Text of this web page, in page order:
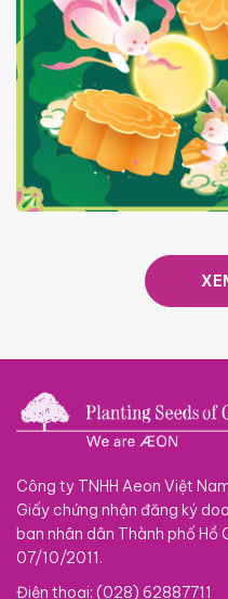
TRAO TẾT TRĂNG
Công ty TNHH Aeon Việt
Giấy chứng nhận đăng ký
ban nhân dân Thành phố Hồ
07/10/2011.
Điện thoại: (028) 62887711